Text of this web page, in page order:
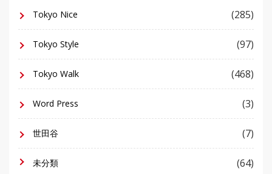
Tokyo Nice (285)
Tokyo Style (97)
Tokyo Walk (468)
Word Press (3)
世田谷 (7)
未分類 (64)